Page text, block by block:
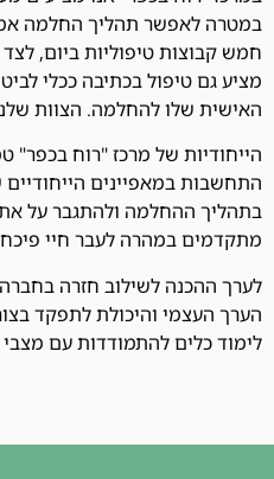
במטרה לאפשר תהליך החלמה
חמש קבוצות טיפוליות ביום,
מציע גם טיפול בכתיבה ככלי
האישית שלו להחלמה. הצוות שלנו,
הייחודיות של מרכז "רוח בכפר"
התחשבות במאפיינים
בתהליך ההחלמה ולהתגבר על
מתקדמים במהרה לעבר חיי
לערך ההכנה לשילוב חזרה
הערך העצמי והיכולת לתפקד
לימוד כלים להתמודדות עם מצבי